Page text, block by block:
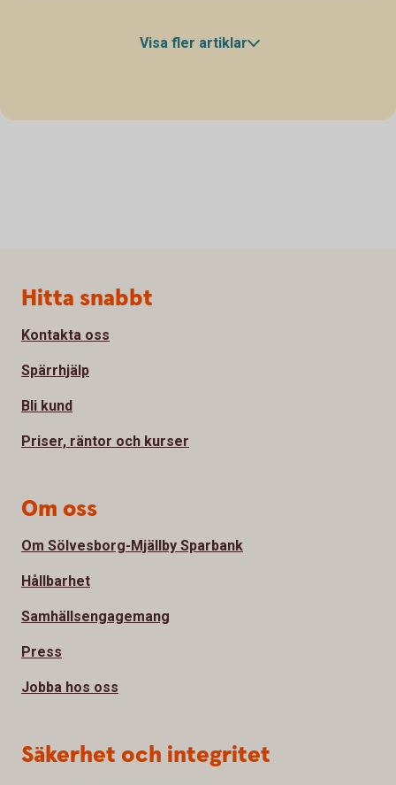
Visa fler artiklar
Sidfot
Hitta snabbt
Kontakta oss
Spärrhjälp
Bli kund
Priser, räntor och kurser
Om oss
Om Sölvesborg-Mjällby Sparbank
Hållbarhet
Samhällsengagemang
Press
Jobba hos oss
Säkerhet och integritet